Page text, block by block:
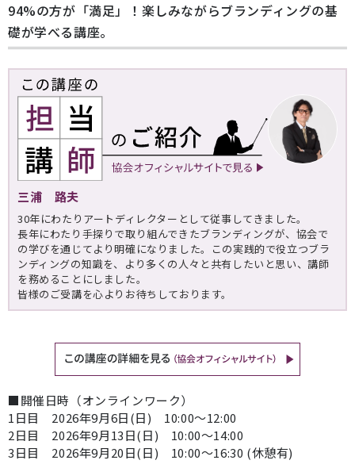
94%の方が「満足」！楽しみながらブランディングの基
礎が学べる講座。
三浦 路夫
30年にわたりアートディレクターとして従事してきました。
長年にわたり手探りで取り組んできたブランディングが、協会で
の学びを通じてより明確になりました。この実践的で役立つブラ
ンディングの知識を、より多くの人々と共有したいと思い、講師
を務めることにしました。
皆様のご受講を心よりお待ちしております。
■開催日時（オンラインワーク）
1日目 2026年9月6日(日) 10:00～12:00
2日目 2026年9月13日(日) 10:00～14:00
3日目 2026年9月20日(日) 10:00～16:30 (休憩有)